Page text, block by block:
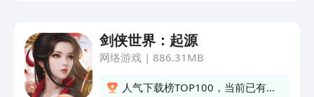
往下一起看看。
剑侠世界：起源
网络游戏| 886.31MB
人气下载榜TOP100，当前已有